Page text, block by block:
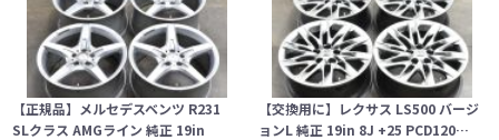
【正規品】メルセデスベンツ R231
SLクラス AMGライン 純正 19in
【交換用に】レクサス LS500 バージ
ョンL 純正 19in 8J +25 PCD120…